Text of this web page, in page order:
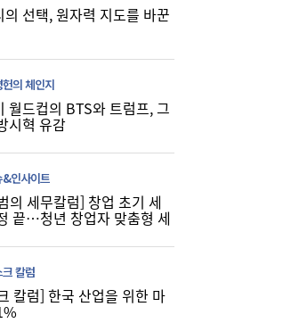
의 선택, 원자력 지도를 바꾼
의 체인지
월드컵의 BTS와 트럼프, 그
시혁 유감
&인사이트
의 세무칼럼] 창업 초기 세
끝…청년 창업자 맞춤형 세
크 칼럼
칼럼] 한국 산업을 위한 마